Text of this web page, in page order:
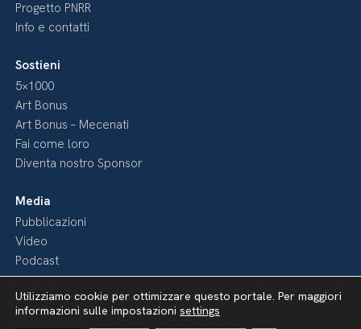
Progetto PNRR
Info e contatti
Sostieni
5×1000
Art Bonus
Art Bonus – Mecenati
Fai come loro
Diventa nostro Sponsor
Media
Pubblicazioni
Video
Podcast
Utilizziamo cookie per ottimizzare questo portale. Per maggiori
informazioni sulle impostazioni settings